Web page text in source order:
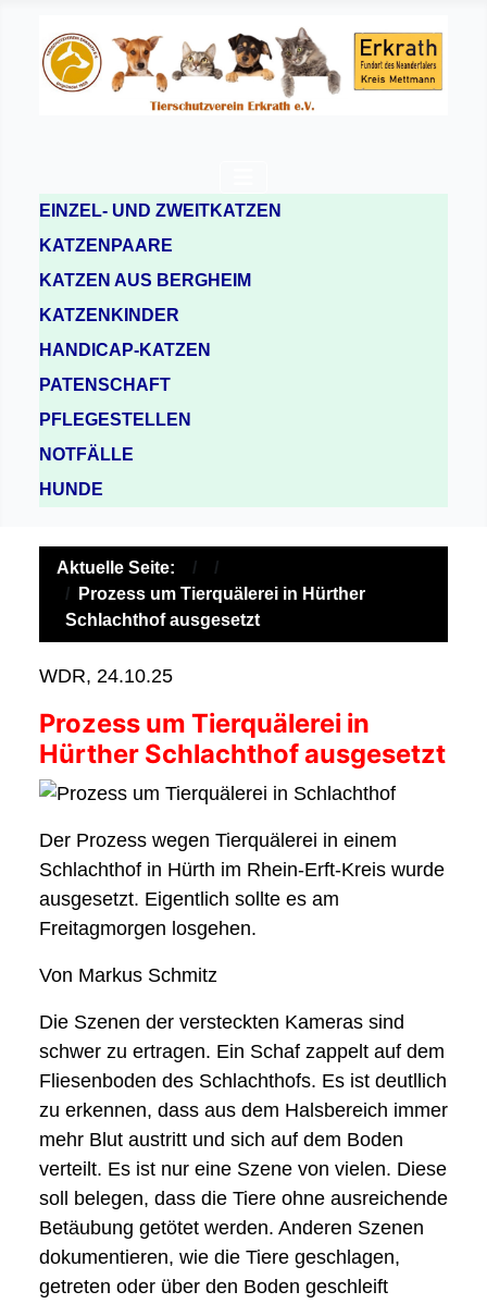
EINZEL- UND ZWEITKATZEN
KATZENPAARE
KATZEN AUS BERGHEIM
KATZENKINDER
HANDICAP-KATZEN
PATENSCHAFT
PFLEGESTELLEN
NOTFÄLLE
HUNDE
Aktuelle Seite:
Prozess um Tierquälerei in Hürther
Schlachthof ausgesetzt
WDR, 24.10.25
Prozess um Tierquälerei in
Hürther Schlachthof ausgesetzt
Der Prozess wegen Tierquälerei in einem
Schlachthof in Hürth im Rhein-Erft-Kreis wurde
ausgesetzt. Eigentlich sollte es am
Freitagmorgen losgehen.
Von Markus Schmitz
Die Szenen der versteckten Kameras sind
schwer zu ertragen. Ein Schaf zappelt auf dem
Fliesenboden des Schlachthofs. Es ist deutllich
zu erkennen, dass aus dem Halsbereich immer
mehr Blut austritt und sich auf dem Boden
verteilt. Es ist nur eine Szene von vielen. Diese
soll belegen, dass die Tiere ohne ausreichende
Betäubung getötet werden. Anderen Szenen
dokumentieren, wie die Tiere geschlagen,
getreten oder über den Boden geschleift